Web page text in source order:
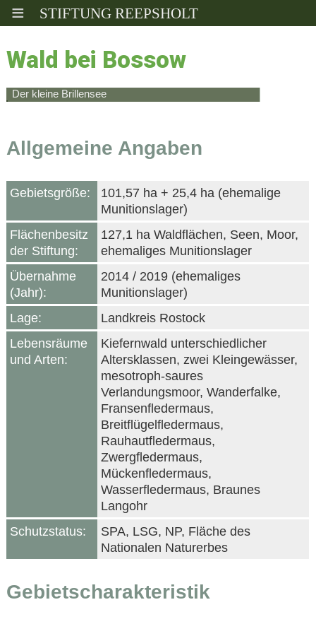
≡ STIFTUNG REEPSHOLT
Wald bei Bossow
Der kleine Brillensee
Allgemeine Angaben
Gebietsgröße:
101,57 ha + 25,4 ha (ehemalige
Munitionslager)
Flächenbesitz
der Stiftung:
127,1 ha Waldflächen, Seen, Moor,
ehemaliges Munitionslager
Übernahme
(Jahr):
2014 / 2019 (ehemaliges
Munitionslager)
Lage:
Landkreis Rostock
Lebensräume
und Arten:
Kiefernwald unterschiedlicher
Altersklassen, zwei Kleingewässer,
mesotroph-saures
Verlandungsmoor, Wanderfalke,
Fransenfledermaus,
Breitflügelfledermaus,
Rauhautfledermaus,
Zwergfledermaus,
Mückenfledermaus,
Wasserfledermaus, Braunes
Langohr
Schutzstatus:
SPA, LSG, NP, Fläche des
Nationalen Naturerbes
Gebietscharakteristik